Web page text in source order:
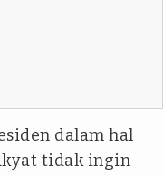
dalam hal
tidak ingin